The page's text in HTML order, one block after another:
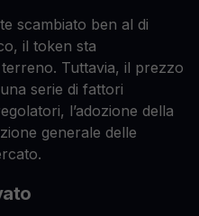
scambiato ben al di
il token sta
Tuttavia, il prezzo
serie di fattori
l’adozione della
generale delle